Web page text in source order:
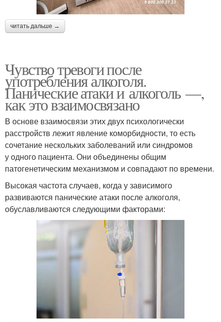
читать дальше →
Чувство тревоги после
употребления алкоголя.
Панические атаки и алкоголь —,
как это взаимосвязано
В основе взаимосвязи этих двух психологически
расстройств лежит явление коморбидности, то есть
сочетание нескольких заболеваний или синдромов
у одного пациента. Они объединены общим
патогенетическим механизмом и совпадают по времени.
Высокая частота случаев, когда у зависимого
развиваются панические атаки после алкоголя,
обуславливаются следующими факторами: